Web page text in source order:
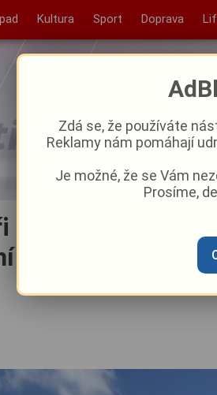
Kultura Sport Doprava
na sádky:
Mlýnské strouhy
Zdá se, že používáte
Reklamy nám pomáhají
Je možné, že se Vám
Prosíme,